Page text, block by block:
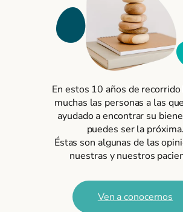
En estos 10 años de recorrido
muchas las personas a las
ayudado a encontrar su
puedes ser la próxima.
Éstas son algunas de las
nuestras y nuestros
Ven a conocernos